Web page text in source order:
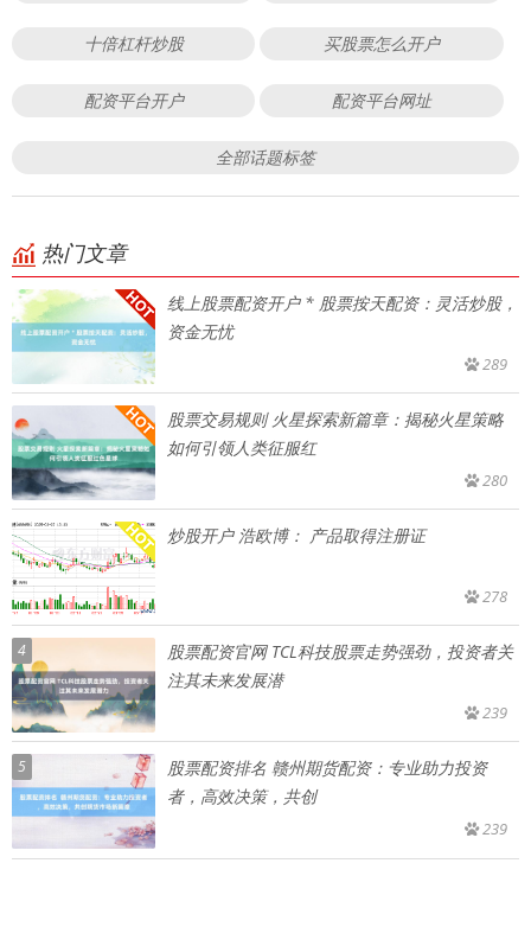
十倍杠杆炒股 买股票怎么开户
配资平台开户 配资平台网址
全部话题标签
热门文章
线上股票配资开户 * 股票按天配资：灵活炒股，
资金无忧
289
股票交易规则 火星探索新篇章：揭秘火星策略
如何引领人类征服红
280
炒股开户 浩欧博： 产品取得注册证
278
4
股票配资官网 TCL科技股票走势强劲，投资者关
注其未来发展潜
239
5
股票配资排名 赣州期货配资：专业助力投资
者，高效决策，共创
239